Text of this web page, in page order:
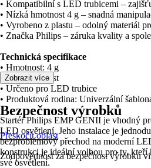
• Kompatibilní s LED trubicemi –
• Nízká hmotnost 4 g – snadná
• Vyrobeno z plastu – odolný materiál
• Značka Philips – záruka kvality a
Technická specifikace
• Hmotnost: 4 g
• Materiál: Plast
• Určeno pro LED trubice
• Produktová rodina: Univerzální
Startér Philips EMP GENII je vhodný
LED osvětlení. Jeho instalace je
bezproblémový přechod na moderní
konstrukci je ideální volbou pro ty, kteří
své osvětlení.
Zobrazit více
Bezpečnost výrobků
Přeskočit oblast
Zodpovědnost za bezpečnost výrobku